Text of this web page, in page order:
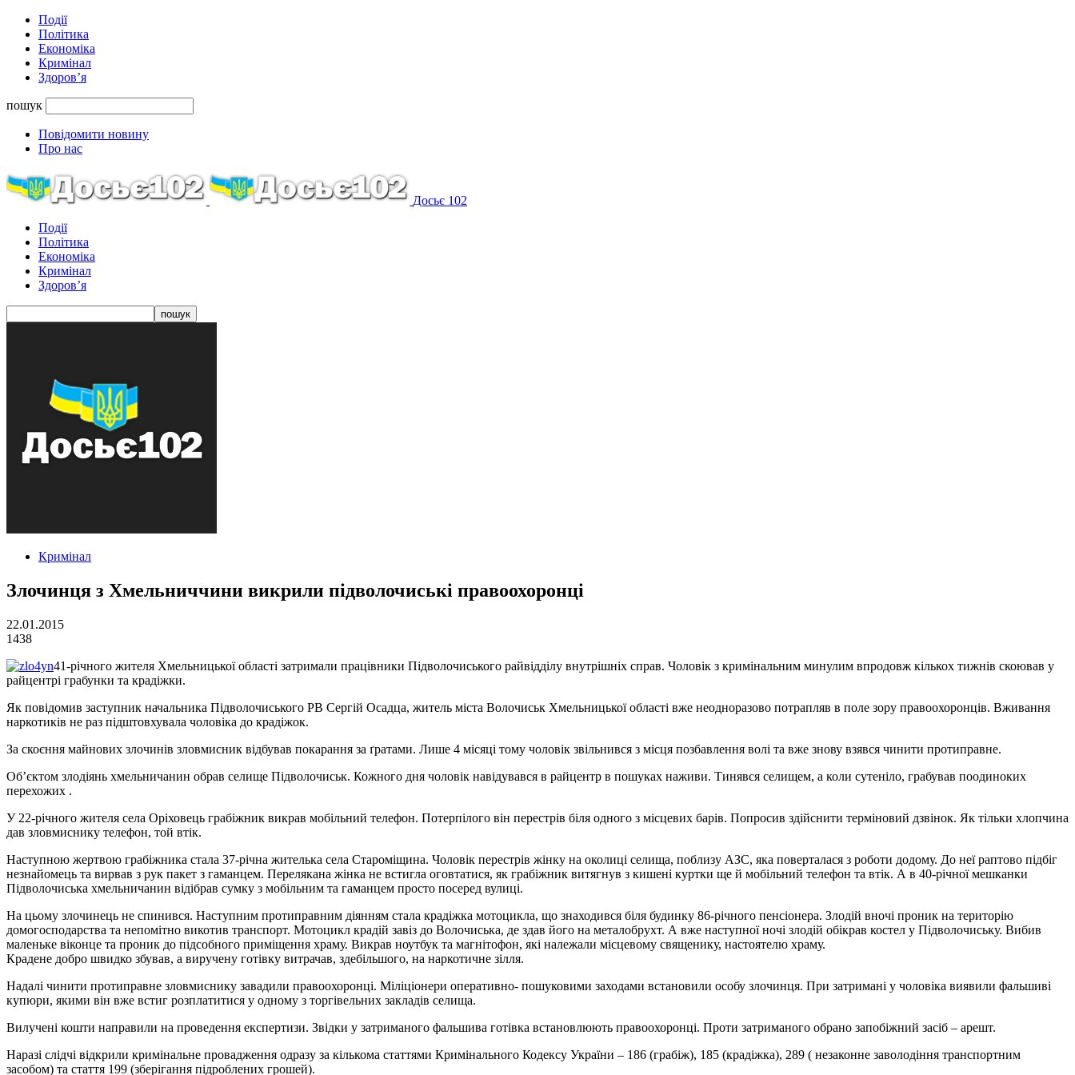
Події
Політика
Економіка
Кримінал
Здоров’я
пошук
Повідомити новину
Про нас
Досьє 102
Події
Політика
Економіка
Кримінал
Здоров’я
Кримінал
Злочинця з Хмельниччини викрили підволочиські правоохоронці
22.01.2015
1438
41-річного жителя Хмельницької області затримали працівники Підволочиського райвідділу внутрішніх справ. Чоловік з кримінальним минулим впродовж кількох тижнів скоював у
райцентрі грабунки та крадіжки.
Як повідомив заступник начальника Підволочиського РВ Сергій Осадца, житель міста Волочиськ Хмельницької області вже неодноразово потрапляв в поле зору правоохоронців. Вживання
наркотиків не раз підштовхувала чоловіка до крадіжок.
За скоєння майнових злочинів зловмисник відбував покарання за ґратами. Лише 4 місяці тому чоловік звільнився з місця позбавлення волі та вже знову взявся чинити протиправне.
Об’єктом злодіянь хмельничанин обрав селище Підволочиськ. Кожного дня чоловік навідувався в райцентр в пошуках наживи. Тинявся селищем, а коли сутеніло, грабував поодиноких
перехожих .
У 22-річного жителя села Оріховець грабіжник викрав мобільний телефон. Потерпілого він перестрів біля одного з місцевих барів. Попросив здійснити терміновий дзвінок. Як тільки хлопчина
дав зловмиснику телефон, той втік.
Наступною жертвою грабіжника стала 37-річна жителька села Староміщина. Чоловік перестрів жінку на околиці селища, поблизу АЗС, яка поверталася з роботи додому. До неї раптово підбіг
незнайомець та вирвав з рук пакет з гаманцем. Перелякана жінка не встигла оговтатися, як грабіжник витягнув з кишені куртки ще й мобільний телефон та втік. А в 40-річної мешканки
Підволочиська хмельничанин відібрав сумку з мобільним та гаманцем просто посеред вулиці.
На цьому злочинець не спинився. Наступним протиправним діянням стала крадіжка мотоцикла, що знаходився біля будинку 86-річного пенсіонера. Злодій вночі проник на територію
домогосподарства та непомітно викотив транспорт. Мотоцикл крадій завіз до Волочиська, де здав його на металобрухт. А вже наступної ночі злодій обікрав костел у Підволочиську. Вибив
маленьке віконце та проник до підсобного приміщення храму. Викрав ноутбук та магнітофон, які належали місцевому священику, настоятелю храму.
Крадене добро швидко збував, а виручену готівку витрачав, здебільшого, на наркотичне зілля.
Надалі чинити протиправне зловмиснику завадили правоохоронці. Міліціонери оперативно- пошуковими заходами встановили особу злочинця. При затримані у чоловіка виявили фальшиві
купюри, якими він вже встиг розплатитися у одному з торгівельних закладів селища.
Вилучені кошти направили на проведення експертизи. Звідки у затриманого фальшива готівка встановлюють правоохоронці. Проти затриманого обрано запобіжний засіб – арешт.
Наразі слідчі відкрили кримінальне провадження одразу за кількома статтями Кримінального Кодексу України – 186 (грабіж), 185 (крадіжка), 289 ( незаконне заволодіння транспортним
засобом) та стаття 199 (зберігання підроблених грошей).